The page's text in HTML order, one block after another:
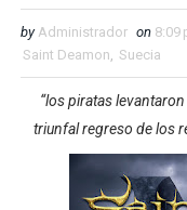
by Administrador on 8:09
Saint Deamon, Suecia
“los piratas
triunfal regreso de los